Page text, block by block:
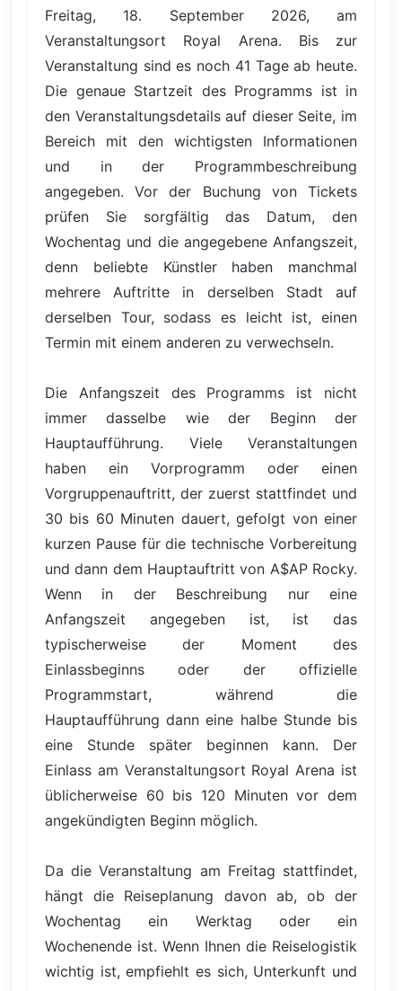
Freitag, 18. September 2026, am
Veranstaltungsort Royal Arena. Bis zur
Veranstaltung sind es noch 41 Tage ab heute.
Die genaue Startzeit des Programms ist in
den Veranstaltungsdetails auf dieser Seite, im
Bereich mit den wichtigsten Informationen
und in der Programmbeschreibung
angegeben. Vor der Buchung von Tickets
prüfen Sie sorgfältig das Datum, den
Wochentag und die angegebene Anfangszeit,
denn beliebte Künstler haben manchmal
mehrere Auftritte in derselben Stadt auf
derselben Tour, sodass es leicht ist, einen
Termin mit einem anderen zu verwechseln.
Die Anfangszeit des Programms ist nicht
immer dasselbe wie der Beginn der
Hauptaufführung. Viele Veranstaltungen
haben ein Vorprogramm oder einen
Vorgruppenauftritt, der zuerst stattfindet und
30 bis 60 Minuten dauert, gefolgt von einer
kurzen Pause für die technische Vorbereitung
und dann dem Hauptauftritt von A$AP Rocky.
Wenn in der Beschreibung nur eine
Anfangszeit angegeben ist, ist das
typischerweise der Moment des
Einlassbeginns oder der offizielle
Programmstart, während die
Hauptaufführung dann eine halbe Stunde bis
eine Stunde später beginnen kann. Der
Einlass am Veranstaltungsort Royal Arena ist
üblicherweise 60 bis 120 Minuten vor dem
angekündigten Beginn möglich.
Da die Veranstaltung am Freitag stattfindet,
hängt die Reiseplanung davon ab, ob der
Wochentag ein Werktag oder ein
Wochenende ist. Wenn Ihnen die Reiselogistik
wichtig ist, empfiehlt es sich, Unterkunft und